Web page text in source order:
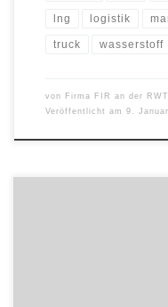
lng logistik
truck wasserstoff
von Firma FIR an der
Veröffentlicht am 9.